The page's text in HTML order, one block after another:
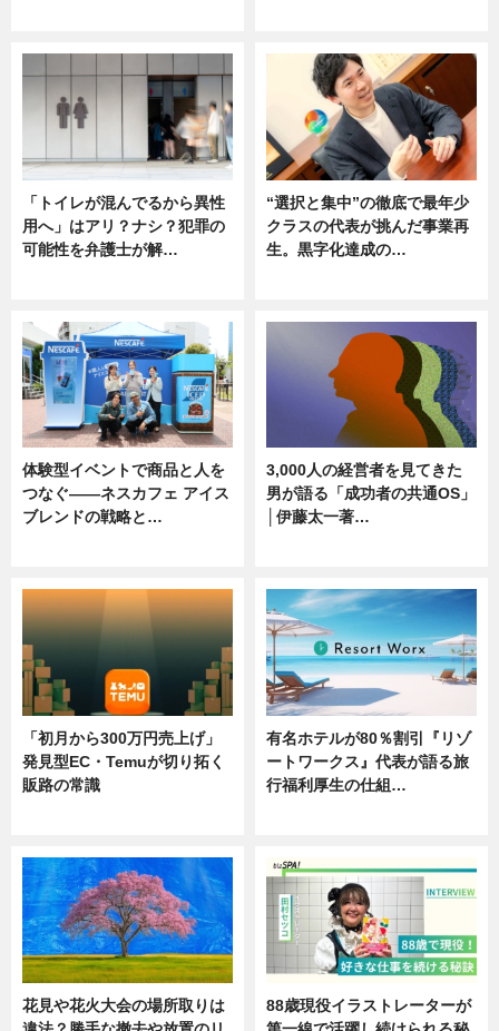
「トイレが混んでるから異性
用へ」はアリ？ナシ？犯罪の
可能性を弁護士が解…
“選択と集中”の徹底で最年少
クラスの代表が挑んだ事業再
生。黒字化達成の…
体験型イベントで商品と人を
つなぐ――ネスカフェ アイス
ブレンドの戦略と…
3,000人の経営者を見てきた
男が語る「成功者の共通OS」
│伊藤太一著…
「初月から300万円売上げ」
発見型EC・Temuが切り拓く
販路の常識
有名ホテルが80％割引『リゾ
ートワークス』代表が語る旅
行福利厚生の仕組…
花見や花火大会の場所取りは
88歳現役イラストレーターが